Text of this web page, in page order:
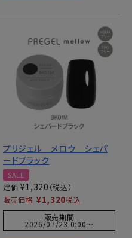
プリジェル メロウ シェパ
ードブラック
SALE
定価 ¥1,320
販売価格 ¥1,320税込
販売期間
2026/07/23 0:00〜